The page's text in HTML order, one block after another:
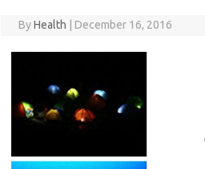
ByHealth December 16, 2016